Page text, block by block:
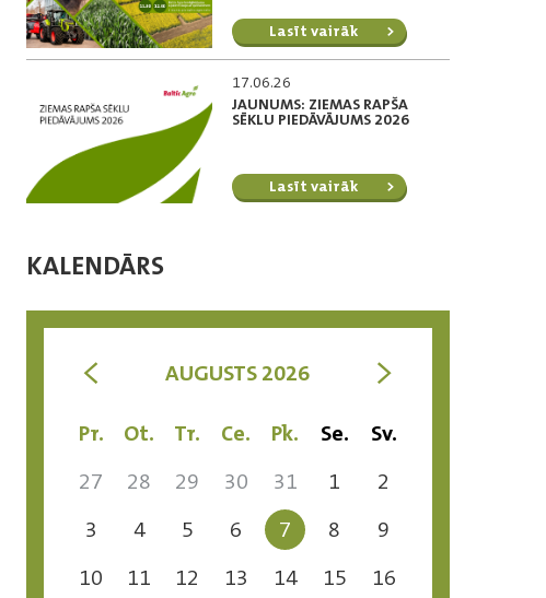
Lasīt vairāk
17.06.26
JAUNUMS: ZIEMAS RAPŠA
SĒKLU PIEDĀVĀJUMS 2026
Lasīt vairāk
KALENDĀRS
< AUGUSTS 2026 >
Pr. Ot. Tr. Ce. Pk. Se.
Sv.
27
28 29 30 31 1
2
3
4 5 6 7 8
9
10
11 12 13 14 15
16